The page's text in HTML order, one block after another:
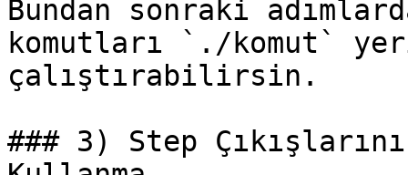
Bundan sonraki
komutları `./komut`
çalıştırabilirsin.
### 3) Step